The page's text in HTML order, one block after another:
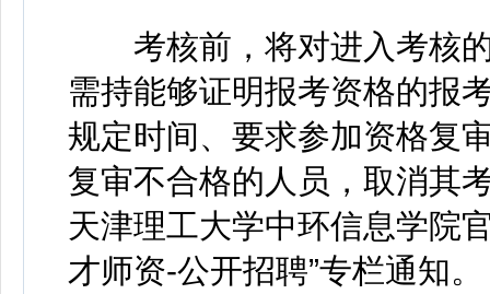
考核前，将对进入考核的
需持能够证明报考资格的报
规定时间、要求参加资格复
复审不合格的人员，取消其
天津理工大学中环信息学院
才师资-公开招聘”专栏通知。